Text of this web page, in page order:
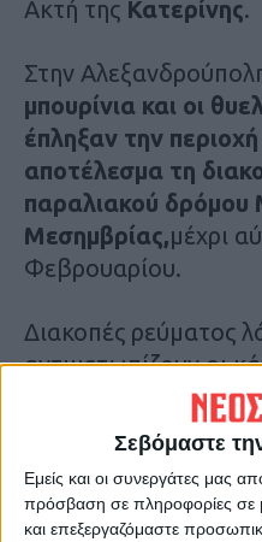
Σεβόμαστε
Εμείς και οι συνεργάτες μας
πρόσβαση σε πληροφορίες
και επεξεργαζόμαστε
Ακτή της Κατερίνης.
Στην
μπουρίνια και οι
έπληξαν την
αποτέλεσμα τη
παραλιακού δρόμου
Μεσημβρίας,μέχρι
Φεβρουαρίου.
Διακοπές ρεύματος
αντιμετωπίζουν οι
H κυκλοφορία στον
Μακρυλιές-Λάκκωμα
των θυελλωδών